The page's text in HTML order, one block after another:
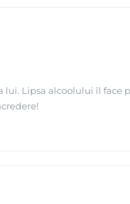
sau sticla acrilica
din corp
Lipsa alcoolului îl face